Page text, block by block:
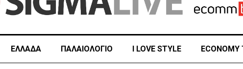
ΕΛΛΑΔΑ ΠΑΛΑΙΟΛΟΓΙΟ I LOVE STYLE ECONOMY